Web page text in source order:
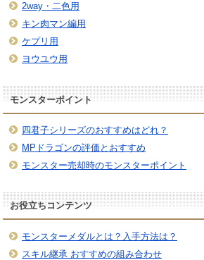
2way・二色用
キン肉マン編用
ケプリ用
ヨウユウ用
モンスターポイント
四君子シリーズのおすすめはどれ？
MPドラゴンの評価とおすすめ
モンスター売却時のモンスターポイント
お役立ちコンテンツ
モンスターメダルとは？入手方法は？
スキル継承 おすすめの組み合わせ